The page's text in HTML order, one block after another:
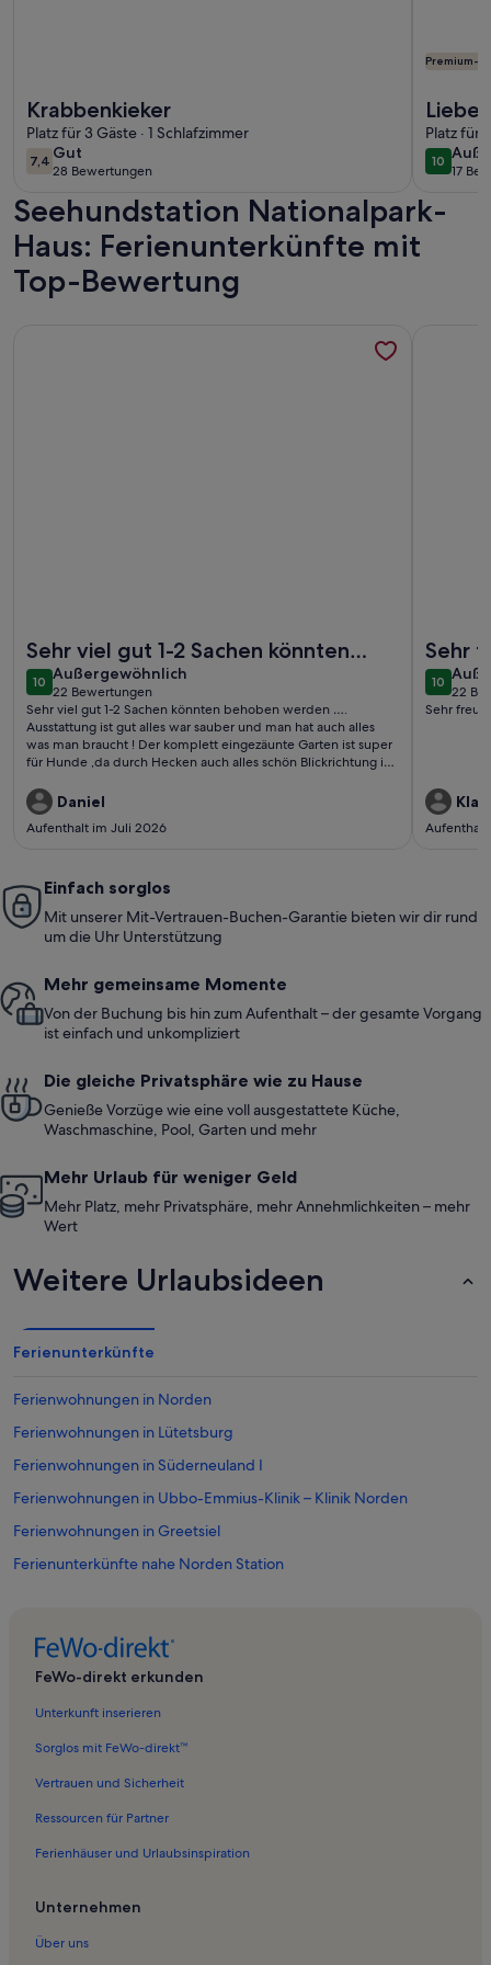
Krabbenkieker
Platz für 3 Gäste · 1 Schlafzimmer
7,47,4 von 10
Gut
gut
28 Bewertungen
(28
bewertungen)
Premium-
Platz für
1010 von
17
(17
Seehundstation Nationalpark-
Haus: Ferienunterkünfte mit
Top-Bewertung
Sehr viel gut 1-2 Sachen könnten
behoben werden …. Ausstattung ist
gut alles war sauber und man ha..
1010 von 10
Außergewöhnlich
außergewöhnlich
22 Bewertungen
(22
bewertungen)
Sehr viel gut 1-2 Sachen könnten behoben werden ….
Ausstattung ist gut alles war sauber und man hat auch alles
was man braucht ! Der komplett eingezäunte Garten ist super
für Hunde ,da durch Hecken auch alles schön Blickrichtung ist
wir eigene Wäsche mitgebracht ! Die Kissen an sich Mensch
da hätte man echt nen Euro mehr ausgeben können ( billigste
vom billigen) optisch war das einige was gestört hat der nicht
Wintergarten geht nur mit erheblichen anheben wieder zu
wenn man es ganz geöffnet hatte …..Ich war kurz davor mir
nen Imbusset zu kaufen um das Fenster einzustellen aber alles
im allen war alles schön bis auf die paar Sachen !!!!!
Daniel
Aufenthalt im Juli 2026
Weitere Infos zu Bungalow in Top Lage von Norddeich,
Sehr
1010 von
22
(22
Sehr
Einfach sorglos
Mit unserer Mit-Vertrauen-Buchen-Garantie bieten wir dir rund
um die Uhr Unterstützung
Mehr gemeinsame Momente
Von der Buchung bis hin zum Aufenthalt – der gesamte Vorgang
ist einfach und unkompliziert
Die gleiche Privatsphäre wie zu Hause
Genieße Vorzüge wie eine voll ausgestattete Küche,
Waschmaschine, Pool, Garten und mehr
Mehr Urlaub für weniger Geld
Mehr Platz, mehr Privatsphäre, mehr Annehmlichkeiten – mehr
Wert
Weitere Urlaubsideen
Ferienunterkünfte
Ferienwohnungen in Norden
Ferienwohnungen in Lütetsburg
Ferienwohnungen in Süderneuland I
Ferienwohnungen in Ubbo-Emmius-Klinik – Klinik Norden
Ferienwohnungen in Greetsiel
Ferienunterkünfte nahe Norden Station
Ferienunterkünfte nahe Norddeich Mole Station
Ferienwohnungen in Westermarsch Zwei
Ferienwohnungen in Old City Hall
Ferienwohnungen in Ostermarsch
FeWo-direkt erkunden
Unterkunft inserieren
Sorglos mit FeWo-direkt™
Vertrauen und Sicherheit
Ressourcen für Partner
Ferienhäuser und Urlaubsinspiration
Unternehmen
Über uns